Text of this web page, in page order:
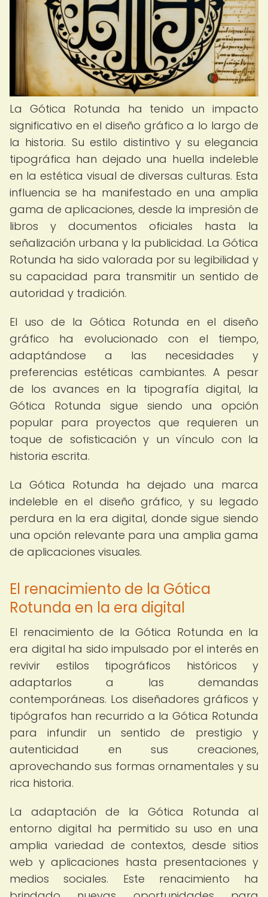
La Gótica Rotunda ha tenido un impacto
significativo en el diseño gráfico a lo largo de
la historia. Su estilo distintivo y su elegancia
tipográfica han dejado una huella indeleble
en la estética visual de diversas culturas. Esta
influencia se ha manifestado en una amplia
gama de aplicaciones, desde la impresión de
libros y documentos oficiales hasta la
señalización urbana y la publicidad. La Gótica
Rotunda ha sido valorada por su legibilidad y
su capacidad para transmitir un sentido de
autoridad y tradición.
El uso de la Gótica Rotunda en el diseño
gráfico ha evolucionado con el tiempo,
adaptándose a las necesidades y
preferencias estéticas cambiantes. A pesar
de los avances en la tipografía digital, la
Gótica Rotunda sigue siendo una opción
popular para proyectos que requieren un
toque de sofisticación y un vínculo con la
historia escrita.
La Gótica Rotunda ha dejado una marca
indeleble en el diseño gráfico, y su legado
perdura en la era digital, donde sigue siendo
una opción relevante para una amplia gama
de aplicaciones visuales.
El renacimiento de la Gótica
Rotunda en la era digital
El renacimiento de la Gótica Rotunda en la
era digital ha sido impulsado por el interés en
revivir estilos tipográficos históricos y
adaptarlos a las demandas
contemporáneas. Los diseñadores gráficos y
tipógrafos han recurrido a la Gótica Rotunda
para infundir un sentido de prestigio y
autenticidad en sus creaciones,
aprovechando sus formas ornamentales y su
rica historia.
La adaptación de la Gótica Rotunda al
entorno digital ha permitido su uso en una
amplia variedad de contextos, desde sitios
web y aplicaciones hasta presentaciones y
medios sociales. Este renacimiento ha